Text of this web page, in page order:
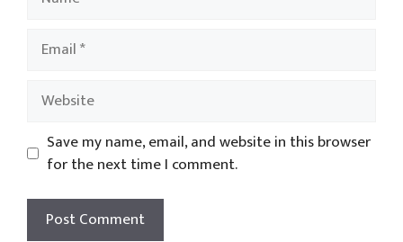
Email
Website
Save my name, email, and website in this browser
for the next time I comment.